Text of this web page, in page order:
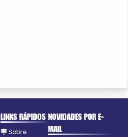
LINKS RÁPIDOS
Sobre
NOVIDADES POR E-
MAIL